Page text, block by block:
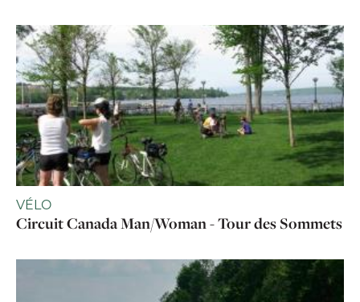
VÉLO
Circuit Canada Man/Woman - Tour des Sommets